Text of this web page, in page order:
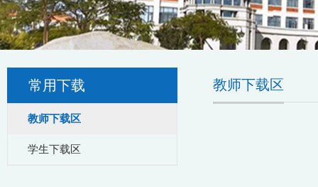
常用下载
教师下载区
学生下载区
教师下载区